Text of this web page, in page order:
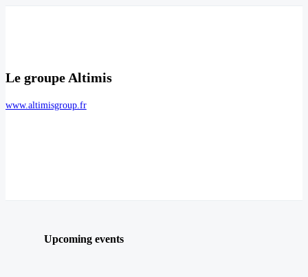
Le groupe Altimis
www.altimisgroup.fr
Upcoming events